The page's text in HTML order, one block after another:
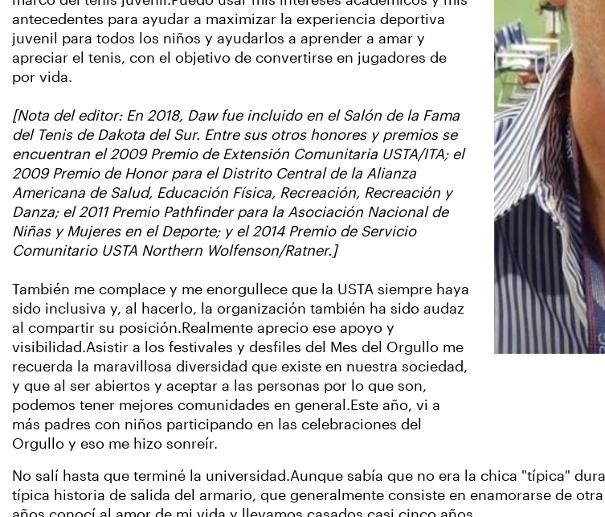
antecedentes para ayudar a maximizar la experiencia deportiva
juvenil para todos los niños y ayudarlos a aprender a amar y
apreciar el tenis, con el objetivo de convertirse en jugadores de
por vida.
[Nota del editor: En 2018, Daw fue incluido en el Salón de la Fama
del Tenis de Dakota del Sur. Entre sus otros honores y premios se
encuentran el 2009 Premio de Extensión Comunitaria USTA/ITA; el
2009 Premio de Honor para el Distrito Central de la Alianza
Americana de Salud, Educación Física, Recreación, Recreación y
Danza; el 2011 Premio Pathfinder para la Asociación Nacional de
Niñas y Mujeres en el Deporte; y el 2014 Premio de Servicio
Comunitario USTA Northern Wolfenson/Ratner.]
También me complace y me enorgullece que la USTA siempre haya
sido inclusiva y, al hacerlo, la organización también ha sido audaz
al compartir su posición.Realmente aprecio ese apoyo y
visibilidad.Asistir a los festivales y desfiles del Mes del Orgullo me
recuerda la maravillosa diversidad que existe en nuestra sociedad,
y que al ser abiertos y aceptar a las personas por lo que son,
podemos tener mejores comunidades en general.Este año, vi a
más padres con niños participando en las celebraciones del
Orgullo y eso me hizo sonreír.
No salí hasta que terminé la universidad.Aunque sabía que no era la chica "típica"
típica historia de salida del armario, que generalmente consiste en enamorarse de